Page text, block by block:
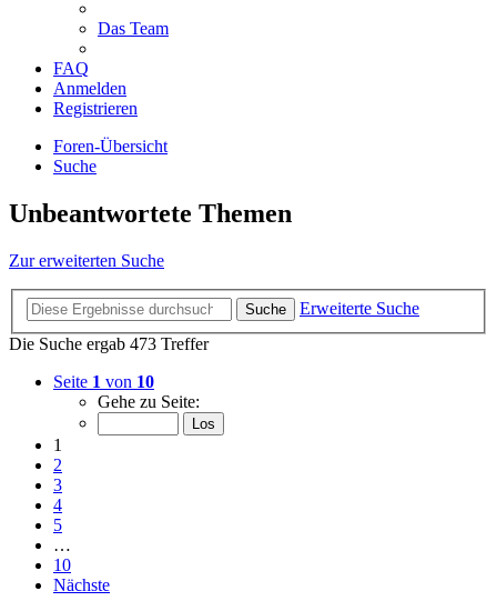
Das Team
FAQ
Anmelden
Registrieren
Foren-Übersicht
Suche
Unbeantwortete Themen
Zur erweiterten Suche
Suche
Erweiterte Suche
Die Suche ergab 473 Treffer
Seite 1 von 10
Gehe zu Seite:
1
2
3
4
5
…
10
Nächste